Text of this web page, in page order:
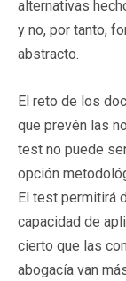
alternativas
y no, por tanto,
abstracto.
El reto de los
que prevén las
test no puede
opción
El test permitirá
capacidad de
cierto que las
abogacía van